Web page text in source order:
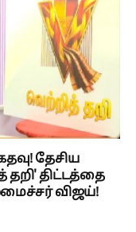
தேசிய
தறி' திட்டத்தை
விஜய்!